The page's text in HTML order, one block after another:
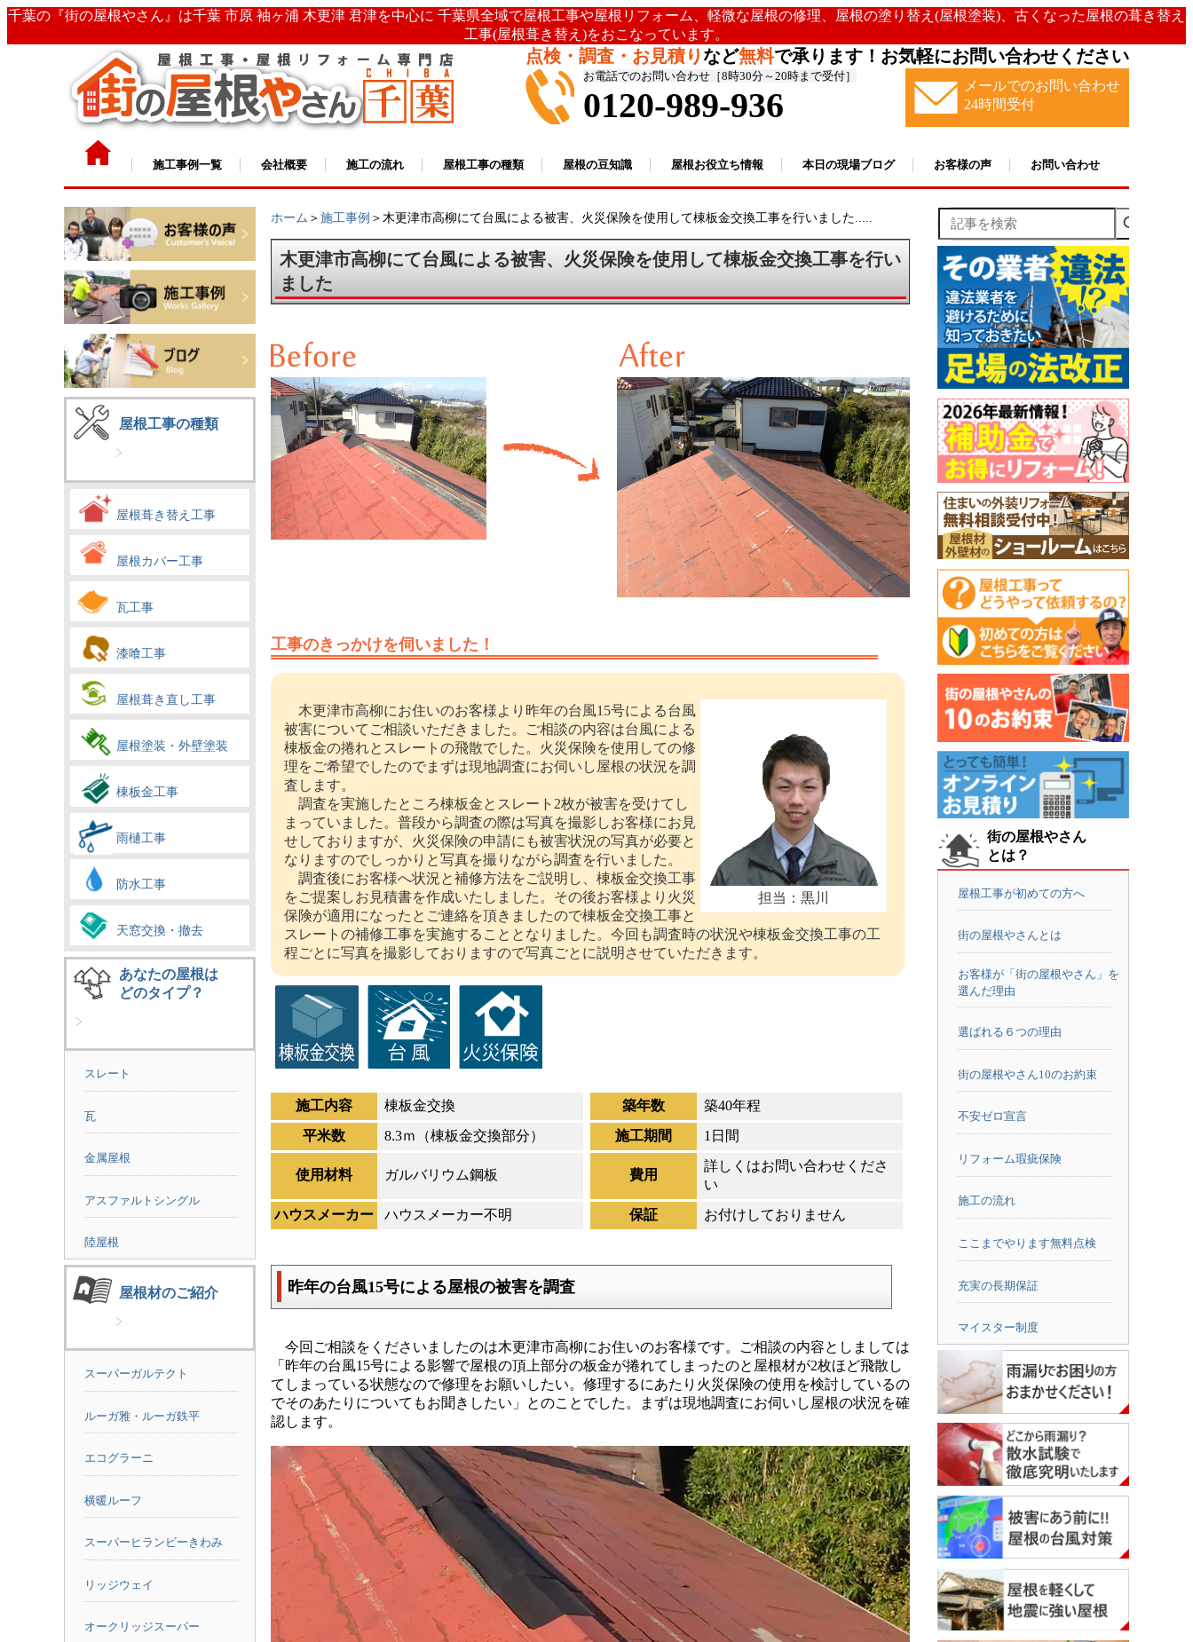
千葉の『街の屋根やさん』は千葉 市原 袖ヶ浦 木更津 君津を中心に 千葉県全域で屋根工事や屋根リフォーム、軽微な屋根の修理、屋根の塗り替え(屋根塗装)、古くなった屋根の葺き替え
工事(屋根葺き替え)をおこなっています。
点検・調査・お見積りなど無料で承ります！お気軽にお問い合わせください
お電話でのお問い合わせ［8時30分～20時まで受付］
0120-989-936
メールでのお問い合わせ
24時間受付
施工事例一覧 会社概要 施工の流れ 屋根工事の種類 屋根の豆知識 屋根お役立ち情報 本日の現場ブログ お客様の声 お問い合わせ
屋根工事の種類
屋根葺き替え工事
屋根カバー工事
瓦工事
漆喰工事
屋根葺き直し工事
屋根塗装・外壁塗装
棟板金工事
雨樋工事
防水工事
天窓交換・撤去
あなたの屋根は
どのタイプ？
スレート
瓦
金属屋根
アスファルトシングル
陸屋根
屋根材のご紹介
スーパーガルテクト
ルーガ雅・ルーガ鉄平
エコグラーニ
横暖ルーフ
スーパーヒランビーきわみ
リッジウェイ
オークリッジスーパー
ホーム ＞ 施工事例 ＞木更津市高柳にて台風による被害、火災保険を使用して棟板金交換工事を行いました.....
木更津市高柳にて台風による被害、火災保険を使用して棟板金交換工事を行い
ました
工事のきっかけを伺いました！
担当：黒川
木更津市高柳にお住いのお客様より昨年の台風15号による台風
被害についてご相談いただきました。ご相談の内容は台風による
棟板金の捲れとスレートの飛散でした。火災保険を使用しての修
理をご希望でしたのでまずは現地調査にお伺いし屋根の状況を調
査します。
調査を実施したところ棟板金とスレート2枚が被害を受けてし
まっていました。普段から調査の際は写真を撮影しお客様にお見
せしておりますが、火災保険の申請にも被害状況の写真が必要と
なりますのでしっかりと写真を撮りながら調査を行いました。
調査後にお客様へ状況と補修方法をご説明し、棟板金交換工事
をご提案しお見積書を作成いたしました。その後お客様より火災
保険が適用になったとご連絡を頂きましたので棟板金交換工事と
スレートの補修工事を実施することとなりました。今回も調査時の状況や棟板金交換工事の工
程ごとに写真を撮影しておりますので写真ごとに説明させていただきます。
施工内容 棟板金交換 築年数
築40年程
平米数
8.3ｍ（棟板金交換部分） 施工期間 1日間
使用材料 ガルバリウム鋼板 費用
詳しくはお問い合わせくださ
い
ハウスメーカー
ハウスメーカー不明 保証 お付けしておりません
昨年の台風15号による屋根の被害を調査
今回ご相談をくださいましたのは木更津市高柳にお住いのお客様です。ご相談の内容としましては
「昨年の台風15号による影響で屋根の頂上部分の板金が捲れてしまったのと屋根材が2枚ほど飛散し
てしまっている状態なので修理をお願いしたい。修理するにあたり火災保険の使用を検討しているの
でそのあたりについてもお聞きしたい」とのことでした。まずは現地調査にお伺いし屋根の状況を確
認します。
記事を検索
街の屋根やさん
とは？
屋根工事が初めての方へ
街の屋根やさんとは
お客様が「街の屋根やさん」を
選んだ理由
選ばれる６つの理由
街の屋根やさん10のお約束
不安ゼロ宣言
リフォーム瑕疵保険
施工の流れ
ここまでやります無料点検
充実の長期保証
マイスター制度